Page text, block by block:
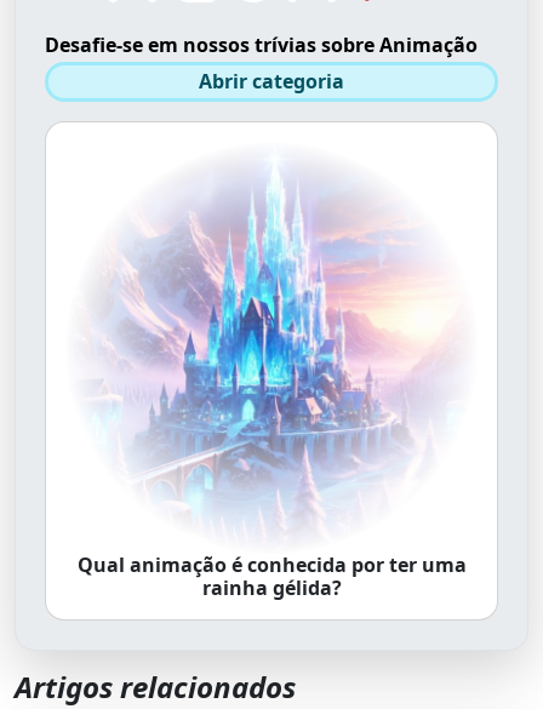
Desafie-se em nossos trívias sobre Animação
Abrir categoria
Qual animação é conhecida por ter uma
rainha gélida?
Artigos relacionados